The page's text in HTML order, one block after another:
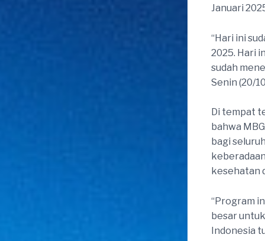
Januari
“Hari ini
2025. Hari
sudah
Senin (20/
Di tempat
bahwa
bagi
kesehatan
“Program
besar
Indonesia